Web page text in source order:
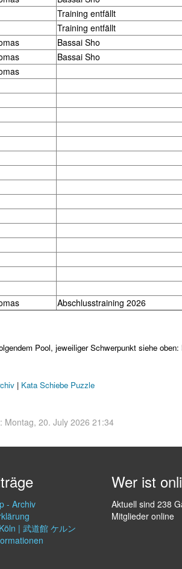
Training entfällt
Training entfällt
Bassai Sho
Bassai Sho
Abschlusstraining 2026
Pool, jeweiliger Schwerpunkt siehe
| Kata Schiebe Puzzle
Montag, 20. July 2026 21:34
- Archiv
| 武道館 ケルン
Wer ist
Aktuell sind 238
Mitglieder online